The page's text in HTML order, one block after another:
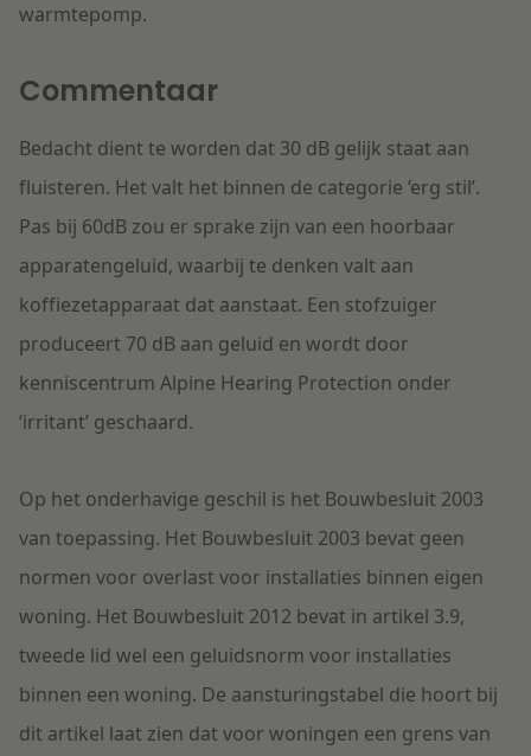
warmtepomp.
Commentaar
Bedacht dient te worden dat 30 dB gelijk staat aan
fluisteren. Het valt het binnen de categorie ‘erg stil’.
Pas bij 60dB zou er sprake zijn van een hoorbaar
apparatengeluid, waarbij te denken valt aan
koffiezetapparaat dat aanstaat. Een stofzuiger
produceert 70 dB aan geluid en wordt door
kenniscentrum Alpine Hearing Protection onder
‘irritant’ geschaard.
Op het onderhavige geschil is het Bouwbesluit 2003
van toepassing. Het Bouwbesluit 2003 bevat geen
normen voor overlast voor installaties binnen eigen
woning. Het Bouwbesluit 2012 bevat in artikel 3.9,
tweede lid wel een geluidsnorm voor installaties
binnen een woning. De aansturingstabel die hoort bij
dit artikel laat zien dat voor woningen een grens van